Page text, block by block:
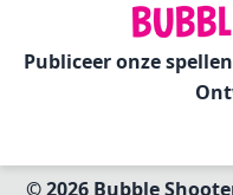
Publiceer onze spellen
© 2026 Bubble